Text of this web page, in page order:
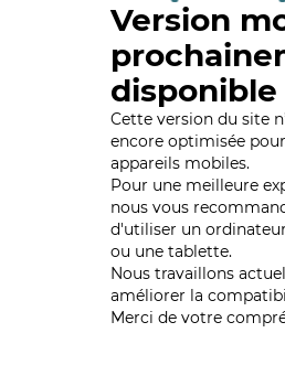
Version
disponible
Cette version du site
encore optimisée
appareils mobiles.
Pour une meilleure
nous vous
d'utiliser un
ou une tablette.
Nous travaillons
améliorer la
Merci de votre